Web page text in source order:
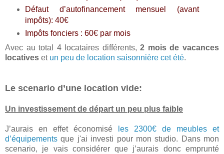
Défaut d’autofinancement mensuel (avant
impôts): 40€
Impôts fonciers : 60€ par mois
Avec au total 4 locataires différents,2 mois de vacances
locatives et un peu de location saisonnière cet été.
Le scenario d’une location vide:
Un investissement de départ un peu plus faible
J’aurais en effet économisé
les 2300€ de meubles et
d’équipements que j'ai investi pour mon studio. Dans mon
scenario, je vais considérer que j’aurais donc emprunté